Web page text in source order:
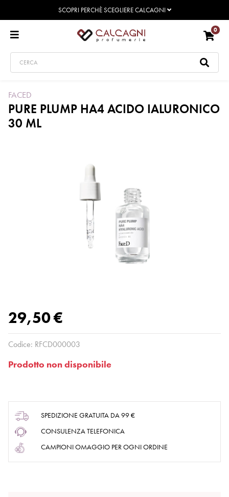
SCOPRI PERCHÈ SCEGLIERE CALCAGNI
0
FACED
PURE PLUMP HA4 ACIDO IALURONICO
30 ML
29,50 €
Codice: RFCD000003
Prodotto non disponibile
SPEDIZIONE GRATUITA DA 99 €
CONSULENZA TELEFONICA
CAMPIONI OMAGGIO PER OGNI ORDINE